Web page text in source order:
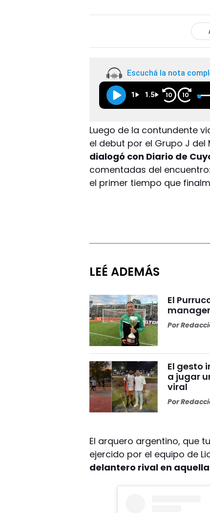
Escuchá la nota
1 1.5 10 10
Luego de la contundente
el debut por el Grupo J del
dialogó con Diario de
comentadas del
el primer tiempo que
LEÉ ADEMÁS
El
Por
El gesto
a jugar
viral
Por
El arquero argentino, que
ejercido por el equipo de
delantero rival en